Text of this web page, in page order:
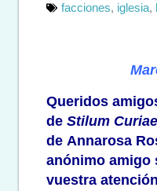
facciones, iglesia,
Queridos
de Stilum Curiae
de Annarosa
anónimo amigo
vuestra